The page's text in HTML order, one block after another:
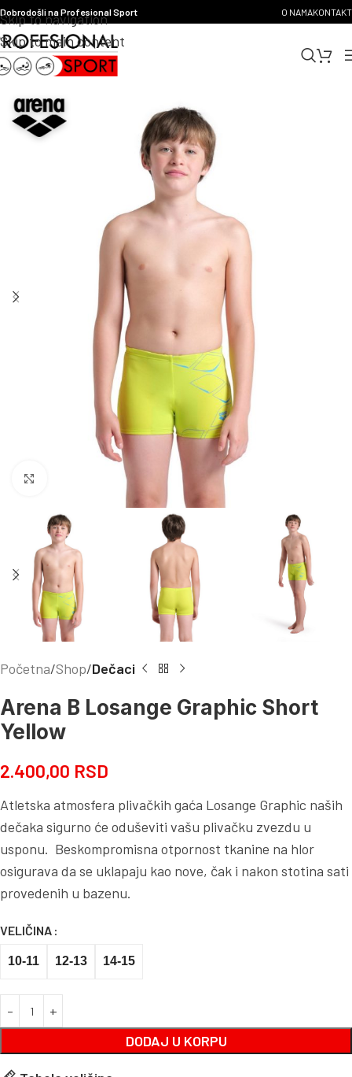
Skip to navigation
Skip to main content
Dobrodošli na Profesional Sport O NAMAKONTAKT
Kliknite za uvećanje
Početna Shop Dečaci
Arena B Losange Graphic Short
Yellow
2.400,00 RSD
Atletska atmosfera plivačkih gaća Losange Graphic naših
dečaka sigurno će oduševiti vašu plivačku zvezdu u
usponu. Beskompromisna otpornost tkanine na hlor
osigurava da se uklapaju kao nove, čak i nakon stotina sati
provedenih u bazenu.
VELIČINA
10-11 12-13 14-15
DODAJ U KORPU